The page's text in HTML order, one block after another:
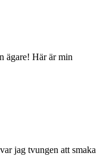
ägare! Här är min
jag tvungen att smaka